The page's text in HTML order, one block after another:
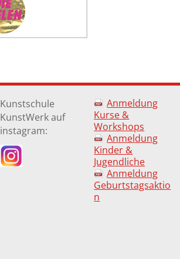
Kunstschule
KunstWerk auf
instagram:
Anmeldung
Kurse &
Workshops
Anmeldung
Kinder &
Jugendliche
Anmeldung
Geburtstagsaktio
n